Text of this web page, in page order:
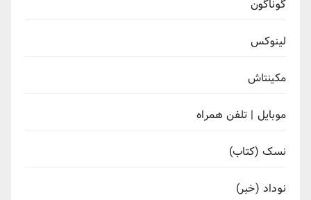
گوناگون
لینوکس
مکینتاش
موبایل | تلفن همراه
نسک (کتاب)
نوداد (خبر)